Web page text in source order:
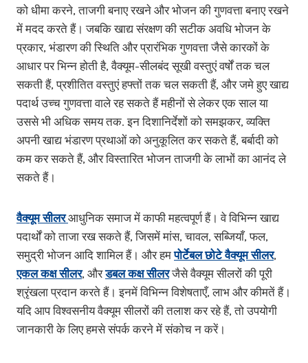
को धीमा करने, ताजगी बनाए रखने और भोजन की गुणवत्ता बनाए रखने
में मदद करते हैं। जबकि खाद्य संरक्षण की सटीक अवधि भोजन के
प्रकार, भंडारण की स्थिति और प्रारंभिक गुणवत्ता जैसे कारकों के
आधार पर भिन्न होती है, वैक्यूम-सीलबंद सूखी वस्तुएं वर्षों तक चल
सकती हैं, प्रशीतित वस्तुएं हफ्तों तक चल सकती हैं, और जमे हुए खाद्य
पदार्थ उच्च गुणवत्ता वाले रह सकते हैं महीनों से लेकर एक साल या
उससे भी अधिक समय तक. इन दिशानिर्देशों को समझकर, व्यक्ति
अपनी खाद्य भंडारण प्रथाओं को अनुकूलित कर सकते हैं, बर्बादी को
कम कर सकते हैं, और विस्तारित भोजन ताजगी के लाभों का आनंद ले
सकते हैं।
वैक्यूम सीलरआधुनिक समाज में काफी महत्वपूर्ण हैं। वे विभिन्न खाद्य
पदार्थों को ताजा रख सकते हैं, जिसमें मांस, चावल, सब्जियाँ, फल,
समुद्री भोजन आदि शामिल हैं। और हमपोर्टेबल छोटे वैक्यूम सीलर,
एकल कक्ष सीलर, औरडबल कक्ष सीलरजैसे वैक्यूम सीलरों की पूरी
श्रृंखला प्रदान करते हैं। इनमें विभिन्न विशेषताएँ, लाभ और कीमतें हैं।
यदि आप विश्वसनीय वैक्यूम सीलरों की तलाश कर रहे हैं, तो उपयोगी
जानकारी के लिए हमसे संपर्क करने में संकोच न करें।